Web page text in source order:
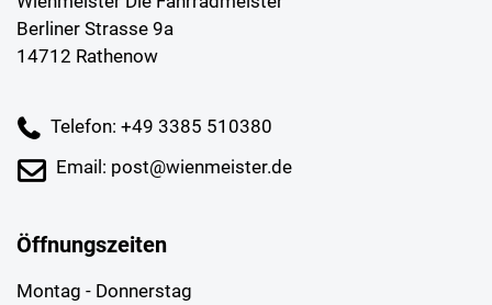
Berliner Strasse 9a
14712 Rathenow
Telefon: +49 3385 510380
Email: post@wienmeister.de
Öffnungszeiten
Montag - Donnerstag